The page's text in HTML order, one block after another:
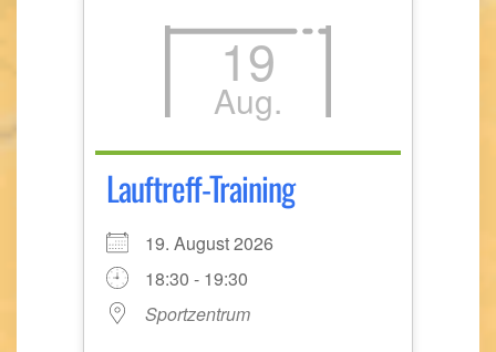
19
Aug.
Lauftreff-Training
19. August 2026
18:30 - 19:30
Sportzentrum